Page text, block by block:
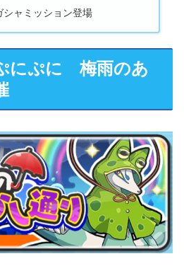
シャミッション登場
にぷに 梅雨のあ